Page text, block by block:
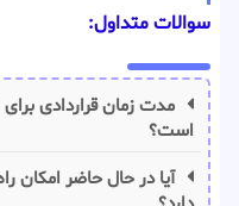
سوالات متداول:
مدت زمان قراردادی
است؟
آیا در حال حاضر امکان